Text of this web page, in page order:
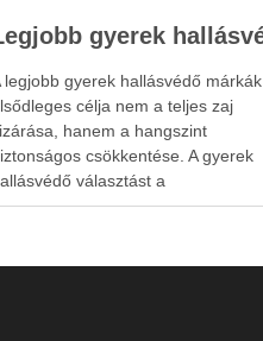
legjobb gyerek hallásvédő márkák
célja nem a teljes zaj
hanem a hangszint
csökkentése. A gyerek
választást a
weboldal is